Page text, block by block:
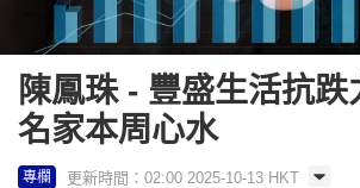
陳鳳珠 - 豐盛生活抗
名家本周心水
專欄 更新時間：02:00 2025-10-13 HKT